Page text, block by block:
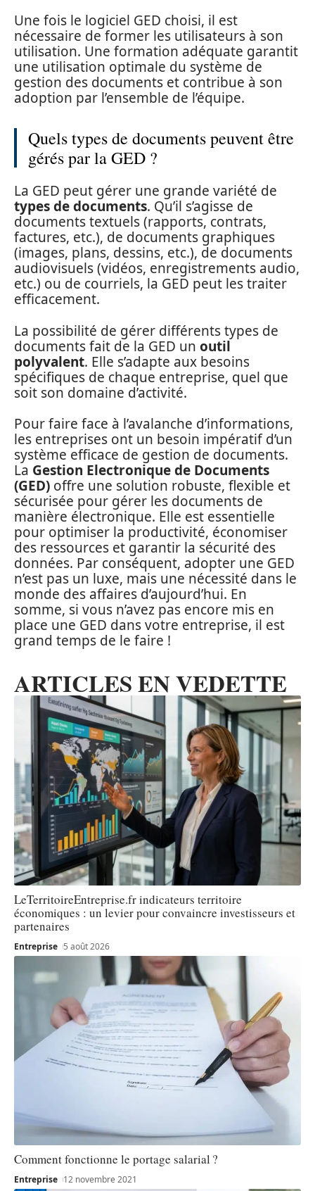
Une fois le logiciel GED choisi, il est
nécessaire de former les utilisateurs à son
utilisation. Une formation adéquate garantit
une utilisation optimale du système de
gestion des documents et contribue à son
adoption par l’ensemble de l’équipe.
Quels types de documents peuvent être
gérés par la GED ?
La GED peut gérer une grande variété de
types de documents. Qu’il s’agisse de
documents textuels (rapports, contrats,
factures, etc.), de documents graphiques
(images, plans, dessins, etc.), de documents
audiovisuels (vidéos, enregistrements audio,
etc.) ou de courriels, la GED peut les traiter
efficacement.
La possibilité de gérer différents types de
documents fait de la GED un outil
polyvalent. Elle s’adapte aux besoins
spécifiques de chaque entreprise, quel que
soit son domaine d’activité.
Pour faire face à l’avalanche d’informations,
les entreprises ont un besoin impératif d’un
système efficace de gestion de documents.
La Gestion Electronique de Documents
(GED) offre une solution robuste, flexible et
sécurisée pour gérer les documents de
manière électronique. Elle est essentielle
pour optimiser la productivité, économiser
des ressources et garantir la sécurité des
données. Par conséquent, adopter une GED
n’est pas un luxe, mais une nécessité dans le
monde des affaires d’aujourd’hui. En
somme, si vous n’avez pas encore mis en
place une GED dans votre entreprise, il est
grand temps de le faire !
ARTICLES EN VEDETTE
LeTerritoireEntreprise.fr indicateurs territoire
économiques : un levier pour convaincre investisseurs et
partenaires
Entreprise 5 août 2026
Comment fonctionne le portage salarial ?
Entreprise 12 novembre 2021